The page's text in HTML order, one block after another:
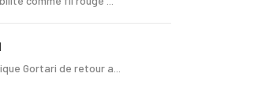
Gortari de retour a...